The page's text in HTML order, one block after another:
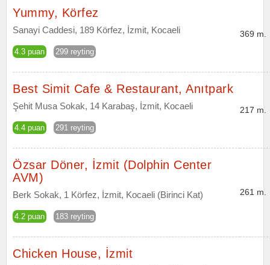
Yummy, Körfez
Sanayi Caddesi, 189 Körfez, İzmit, Kocaeli
4.3 puan 299 reyting
369 m.
Best Simit Cafe & Restaurant, Anıtpark
Şehit Musa Sokak, 14 Karabaş, İzmit, Kocaeli
4.4 puan 291 reyting
217 m.
Özsar Döner, İzmit (Dolphin Center
AVM)
Berk Sokak, 1 Körfez, İzmit, Kocaeli (Birinci Kat)
4.2 puan 183 reyting
261 m.
Chicken House, İzmit